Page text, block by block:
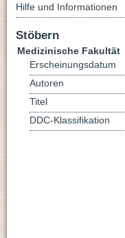
Hilfe und Informationen
Stöbern
Medizinische Fakultät
Erscheinungsdatum
Autoren
Titel
DDC-Klassifikation